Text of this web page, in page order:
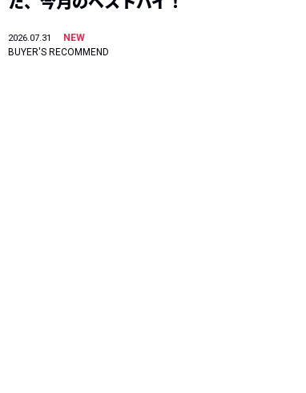
2026.07.31
NEW
BUYER'S RECOMMEND